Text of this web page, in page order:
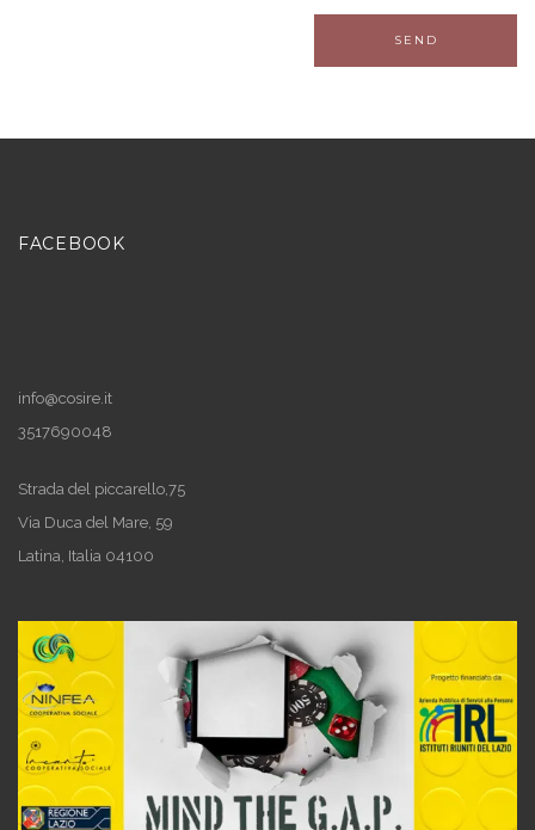
FACEBOOK
info@cosire.it
3517690048
Strada del piccarello,75
Via Duca del Mare, 59
Latina, Italia 04100